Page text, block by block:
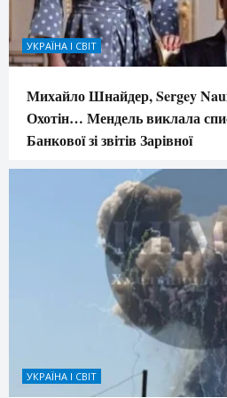
УКРАЇНА І СВІТ
Михайло Шнайдер, Sergey
Охотін… Мендель виклала
Банкової зі звітів Зарівної
УКРАЇНА І СВІТ